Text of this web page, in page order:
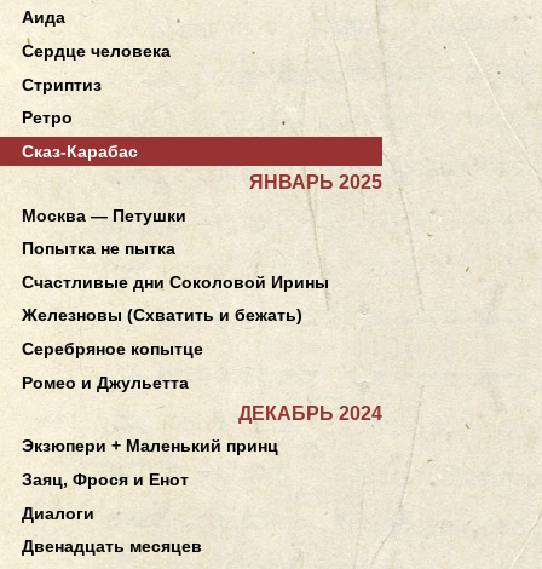
Аида
Сердце человека
Стриптиз
Ретро
Сказ-Карабас
ЯНВАРЬ 2025
Москва — Петушки
Попытка не пытка
Счастливые дни Соколовой Ирины
Железновы (Схватить и бежать)
Серебряное копытце
Ромео и Джульетта
ДЕКАБРЬ 2024
Экзюпери + Маленький принц
Заяц, Фрося и Енот
Диалоги
Двенадцать месяцев